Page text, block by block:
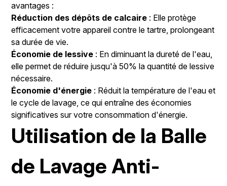
avantages :
Réduction des dépôts de calcaire : Elle protège
efficacement votre appareil contre le tartre, prolongeant
sa durée de vie.
Économie de lessive : En diminuant la dureté de l'eau,
elle permet de réduire jusqu'à 50% la quantité de lessive
nécessaire.
Économie d'énergie : Réduit la température de l'eau et
le cycle de lavage, ce qui entraîne des économies
significatives sur votre consommation d'énergie.
Utilisation de la Balle
de Lavage Anti-